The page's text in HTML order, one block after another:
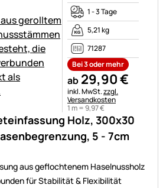
Holz, 300x30
5 - 7cm
aus geflochtenem Haselnussholz
für Stabilität & Flexibilität
1 - 3 Tage
5,21 kg
71287
Bei 3 oder mehr
ab 29,90€
Steuerhinweis:
inkl. MwSt.zzgl.
Versandkosten
1 m =9,97€